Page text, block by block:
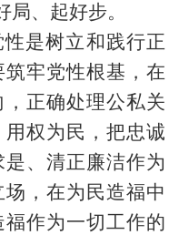
、起好步。
是树立和践行正
牢党性根基，在
正确处理公私关
权为民，把忠诚
、清正廉洁作为
，在为民造福中
作为一切工作的